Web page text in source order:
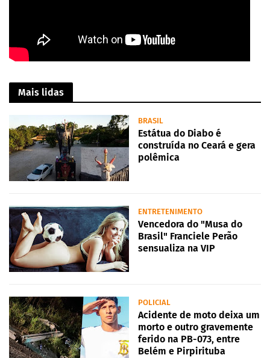
Mais lidas
BRASIL
Estátua do Diabo é
construída no Ceará e gera
polêmica
ENTRETENIMENTO
Vencedora do "Musa do
Brasil" Franciele Perão
sensualiza na VIP
POLICIAL
Acidente de moto deixa um
morto e outro gravemente
ferido na PB-073, entre
Belém e Pirpirituba